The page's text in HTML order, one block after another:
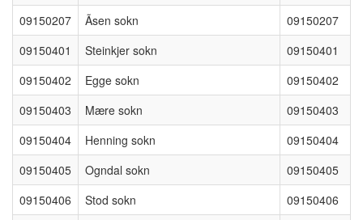
09150207
Ãsen sokn
09150207
09150401
Steinkjer sokn
09150401
09150402
Egge sokn
09150402
09150403
Mære sokn
09150403
09150404
Henning sokn
09150404
09150405
Ogndal sokn
09150405
09150406
Stod sokn
09150406